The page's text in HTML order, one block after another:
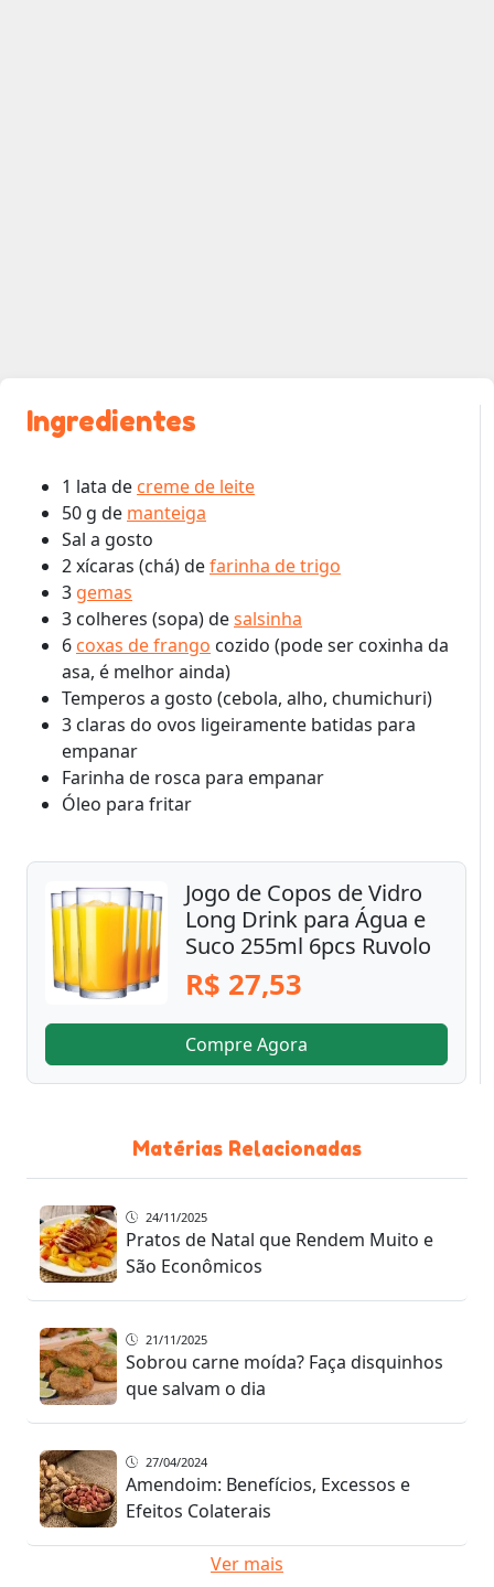
Ingredientes
1 lata de creme de leite
50 g de manteiga
Sal a gosto
2 xícaras (chá) defarinha de trigo
3 gemas
3 colheres (sopa) desalsinha
6 coxas de frango cozido (pode ser coxinha da
asa, é melhor ainda)
Temperos a gosto (cebola, alho, chumichuri)
3 claras do ovos ligeiramente batidas para
empanar
Farinha de rosca para empanar
Óleo para fritar
Jogo de Copos de Vidro
Long Drink para Água e
Suco 255ml 6pcs Ruvolo
R$ 27,53
Compre Agora
Matérias Relacionadas
24/11/2025
Pratos de Natal que Rendem Muito e
São Econômicos
21/11/2025
Sobrou carne moída? Faça disquinhos
que salvam o dia
27/04/2024
Amendoim: Benefícios, Excessos e
Efeitos Colaterais
Ver mais